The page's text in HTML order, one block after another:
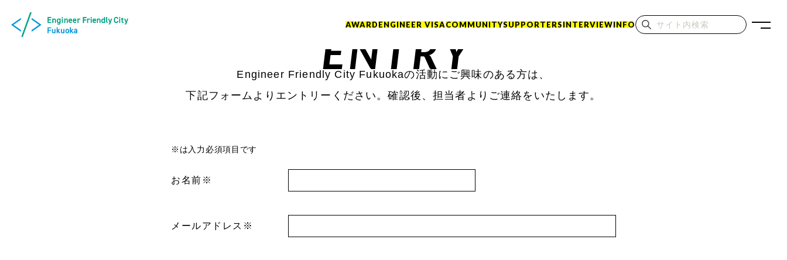
AWARDENGINEER VISACOMMUNITYSUPPORTERSINTERVIEWINFO
ENTRY
Engineer Friendly City Fukuokaの活動にご興味のある方は、
下記フォームよりエントリーください。確認後、担当者よりご連絡をいたします。
※は入力必須項目です
お名前 ※
メールアドレス ※